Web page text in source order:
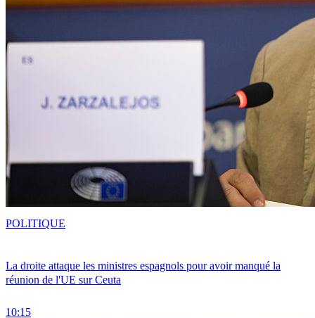
La droite attaque les ministres espagnols pour avoir manqué la
réunion de l'UE sur Ceuta
10:15
POLITIQUE